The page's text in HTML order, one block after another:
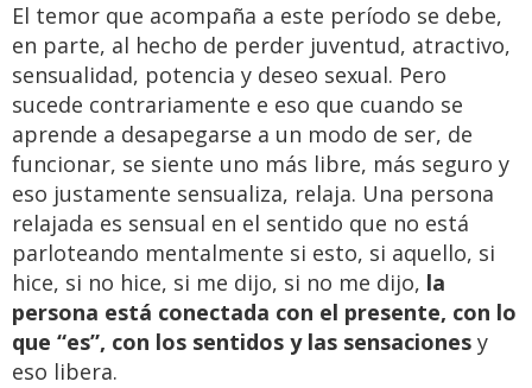
El temor que acompaña a este período se debe,
en parte, al hecho de perder juventud, atractivo,
sensualidad, potencia y deseo sexual. Pero
sucede contrariamente e eso que cuando se
aprende a desapegarse a un modo de ser, de
funcionar, se siente uno más libre, más seguro y
eso justamente sensualiza, relaja. Una persona
relajada es sensual en el sentido que no está
parloteando mentalmente si esto, si aquello, si
hice, si no hice, si me dijo, si no me dijo, la
persona está conectada con el presente, con lo
que “es”, con los sentidos y las sensaciones y
eso libera.